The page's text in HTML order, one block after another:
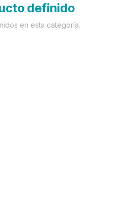
definido
en esta categoría.